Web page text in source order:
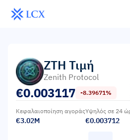
ZTH Τιμή
Zenith Protocol
€0.003117 -8.39671%
Κεφαλαιοποίηση αγοράς
€3.02M
Υψηλός σε 24
€0.003712